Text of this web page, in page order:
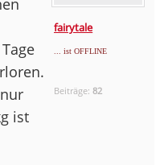
fairytale
... ist OFFLINE
Beiträge:82
ist